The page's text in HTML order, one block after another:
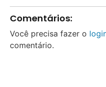
Comentários:
Você precisa fazer o
comentário.